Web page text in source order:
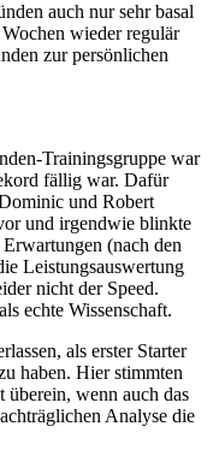
auch nur sehr basal
wieder regulär
zur persönlichen
Trainingsgruppe war
fällig war. Dafür
und Robert
und irgendwie blinkte
(nach den
Leistungsauswertung
nicht der Speed.
echte Wissenschaft.
als erster Starter
haben. Hier stimmten
überein, wenn auch das
Analyse die